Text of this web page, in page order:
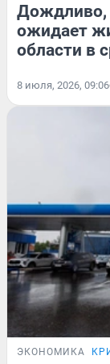
Дождливо,
ожидает
области в
8 июля, 2026, 09:06
ЭКОНОМИКА